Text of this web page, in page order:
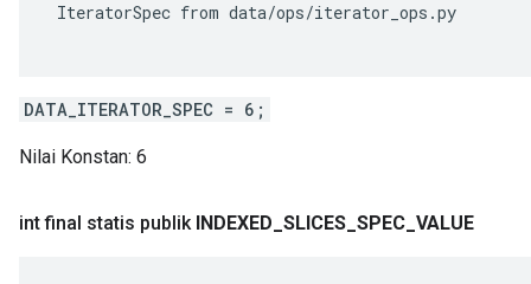
IteratorSpec from data/ops/iterator_ops.py
DATA_ITERATOR_SPEC = 6;
Nilai Konstan: 6
int final statis publik INDEXED SLICES SPEC VALUE